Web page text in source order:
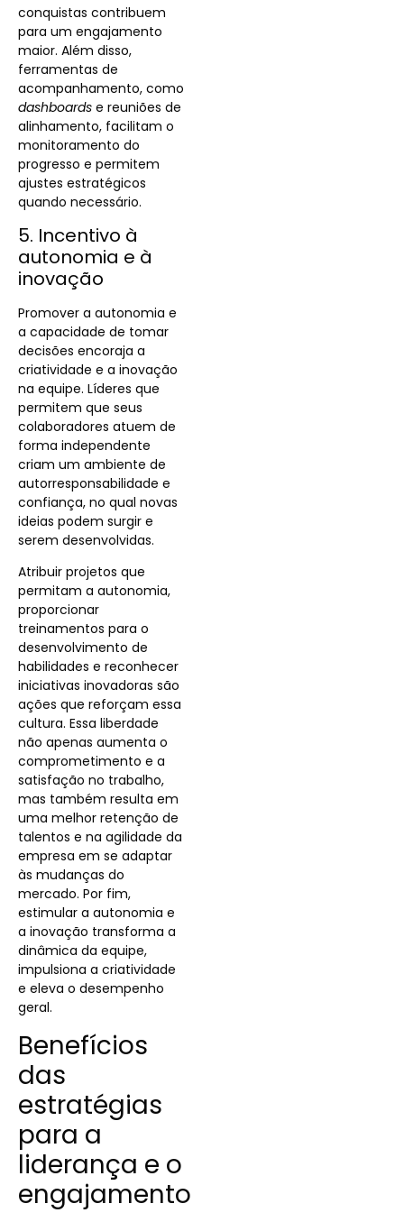
conquistas contribuem
para um engajamento
maior. Além disso,
ferramentas de
acompanhamento, como
dashboards e reuniões de
alinhamento, facilitam o
monitoramento do
progresso e permitem
ajustes estratégicos
quando necessário.
5. Incentivo à
autonomia e à
inovação
Promover a autonomia e
a capacidade de tomar
decisões encoraja a
criatividade e a inovação
na equipe. Líderes que
permitem que seus
colaboradores atuem de
forma independente
criam um ambiente de
autorresponsabilidade e
confiança, no qual novas
ideias podem surgir e
serem desenvolvidas.
Atribuir projetos que
permitam a autonomia,
proporcionar
treinamentos para o
desenvolvimento de
habilidades e reconhecer
iniciativas inovadoras são
ações que reforçam essa
cultura. Essa liberdade
não apenas aumenta o
comprometimento e a
satisfação no trabalho,
mas também resulta em
uma melhor retenção de
talentos e na agilidade da
empresa em se adaptar
às mudanças do
mercado. Por fim,
estimular a autonomia e
a inovação transforma a
dinâmica da equipe,
impulsiona a criatividade
e eleva o desempenho
geral.
Benefícios
das
estratégias
para a
liderança e o
engajamento